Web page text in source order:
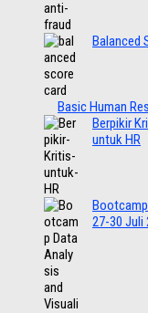
Balanced
Basic Human
Berpikir
untuk HR
27-30 Juli